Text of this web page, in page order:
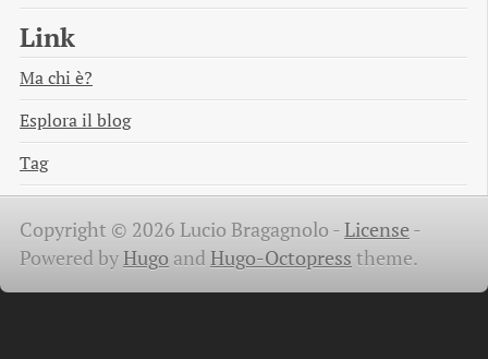
Link
Ma chi è?
Esplora il blog
Tag
Copyright © 2026 Lucio Bragagnolo -License -
Powered byHugo and Hugo-Octopress theme.